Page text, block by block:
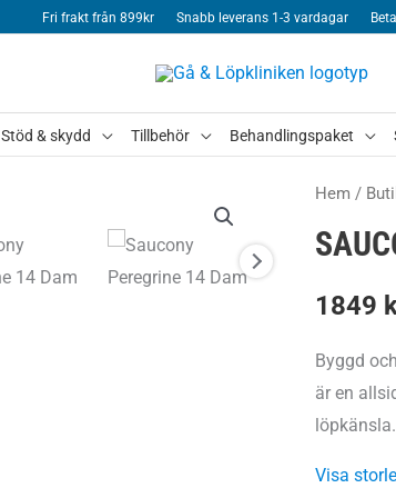
Fri frakt från 899kr Snabb leverans 1-3 vardagar
Stöd & skydd Tillbehör Behandlingspaket
Hem /
1849
Byggd
är en
löpkänsla.
Visa